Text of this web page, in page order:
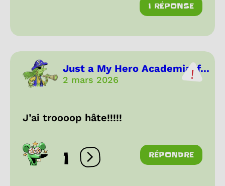
1 RÉPONSE
Just a My Hero Academia-f...
2 mars 2026
J’ai troooop hâte!!!!!
1 Ouvrir les réactions
RÉPONDRE